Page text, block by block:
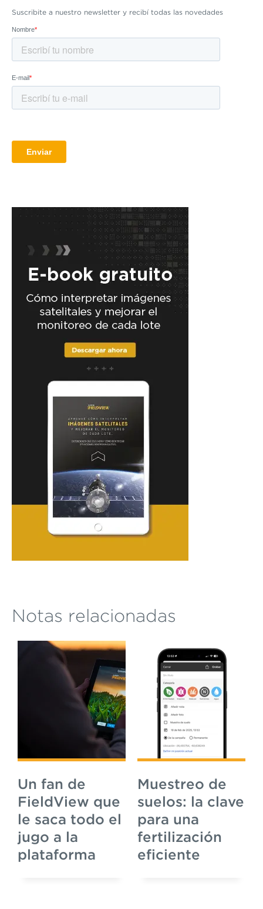
Suscribite a nuestro newsletter y recibí todas las novedades
Notas relacionadas
Un fan de
FieldView que
le saca todo el
jugo a la
plataforma
Muestreo de
suelos: la clave
para una
fertilización
eficiente